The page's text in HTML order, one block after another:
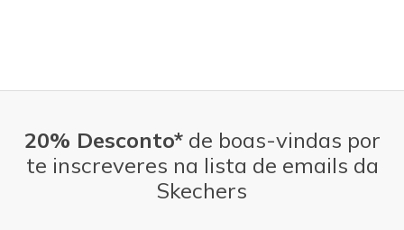
20% Desconto*de boas-vindas por
te inscreveres na lista de emails da
Skechers